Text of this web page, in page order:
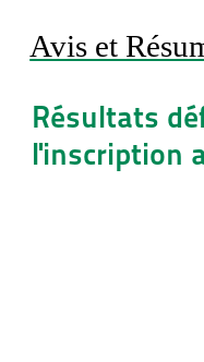
Avis et
Résultats
l'inscription